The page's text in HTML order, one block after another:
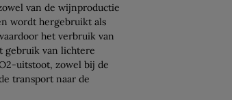
van de wijnproductie
wordt hergebruikt als
het verbruik van
gebruik van lichtere
uitstoot, zowel bij de
transport naar de